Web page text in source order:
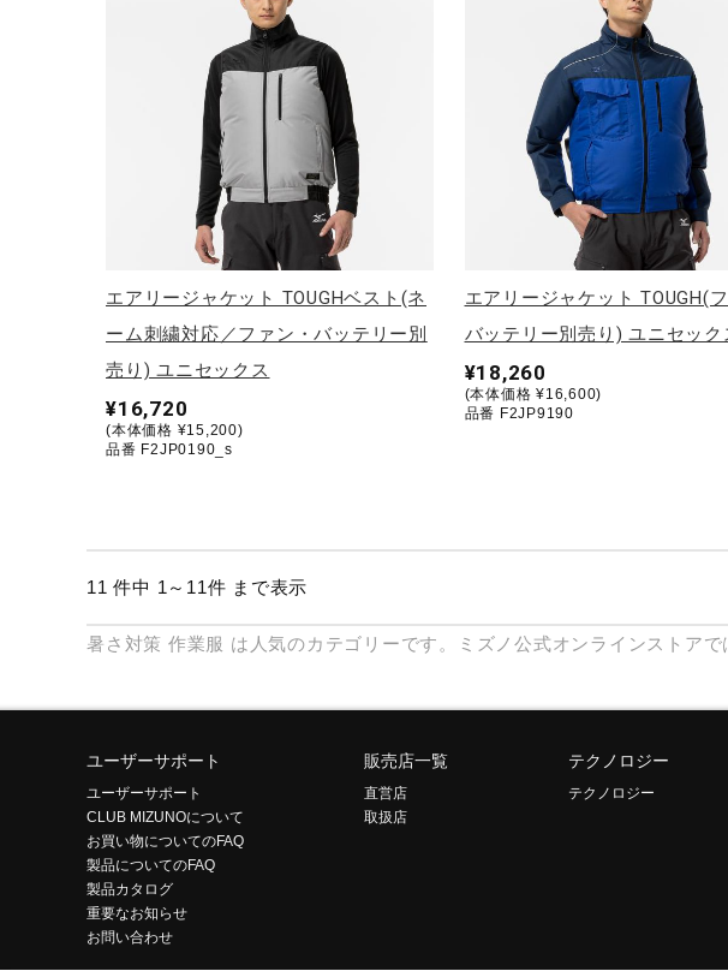
エアリージャケット TOUGHベスト(ネ
ーム刺繍対応／ファン・バッテリー別
売り) ユニセックス
¥16,720
(本体価格 ¥15,200)
品番 F2JP0190_s
エアリージャケット TOUGH(フ
バッテリー別売り) ユニセック
¥18,260
(本体価格 ¥16,600)
品番 F2JP9190
11 件中 1～11件 まで表示
暑さ対策 作業服 は人気のカテゴリーです。ミズノ公式オンラインストアで
ユーザーサポート
ユーザーサポート
CLUB MIZUNOについて
お買い物についてのFAQ
製品についてのFAQ
製品カタログ
重要なお知らせ
お問い合わせ
販売店一覧
直営店
取扱店
テクノロジー
テクノロジー